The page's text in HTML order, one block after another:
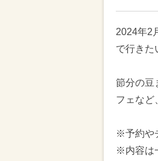
2024年2
で行きた
節分の豆
フェなど
※予約や
※内容は